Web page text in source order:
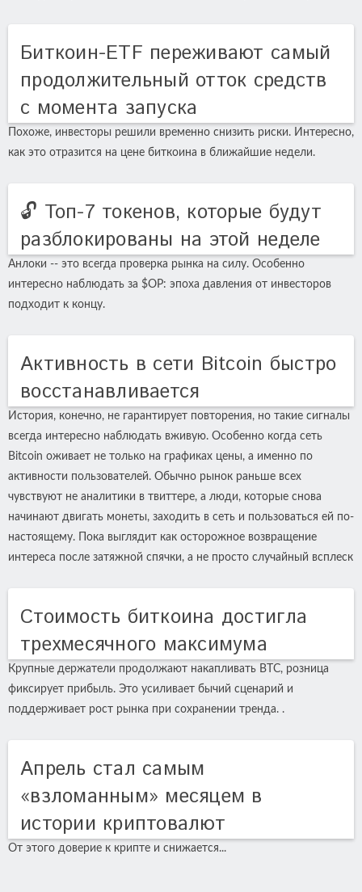
Биткоин-ETF переживают самый
продолжительный отток средств
с момента запуска
Похоже, инвесторы решили временно снизить риски. Интересно,
как это отразится на цене биткоина в ближайшие недели.
🔓 Топ-7 токенов, которые будут
разблокированы на этой неделе
Анлоки -- это всегда проверка рынка на силу. Особенно
интересно наблюдать за $OP: эпоха давления от инвесторов
подходит к концу.
Активность в сети Bitcoin быстро
восстанавливается
История, конечно, не гарантирует повторения, но такие сигналы
всегда интересно наблюдать вживую. Особенно когда сеть
Bitcoin оживает не только на графиках цены, а именно по
активности пользователей. Обычно рынок раньше всех
чувствуют не аналитики в твиттере, а люди, которые снова
начинают двигать монеты, заходить в сеть и пользоваться ей по-
настоящему. Пока выглядит как осторожное возвращение
интереса после затяжной спячки, а не просто случайный всплеск
Cтоимость биткоина достигла
трехмесячного максимума
Крупные держатели продолжают накапливать BTC, розница
фиксирует прибыль. Это усиливает бычий сценарий и
поддерживает рост рынка при сохранении тренда. .
Апрель стал самым
«взломанным» месяцем в
истории криптовалют
От этого доверие к крипте и снижается...